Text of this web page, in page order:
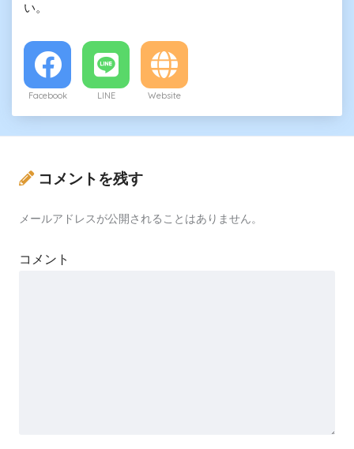
い。
Facebook LINE Website
コメントを残す
メールアドレスが公開されることはありません。
コメント